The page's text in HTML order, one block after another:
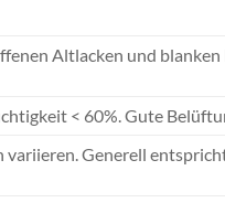
Altlacken und
< 60%. Gute
Generell